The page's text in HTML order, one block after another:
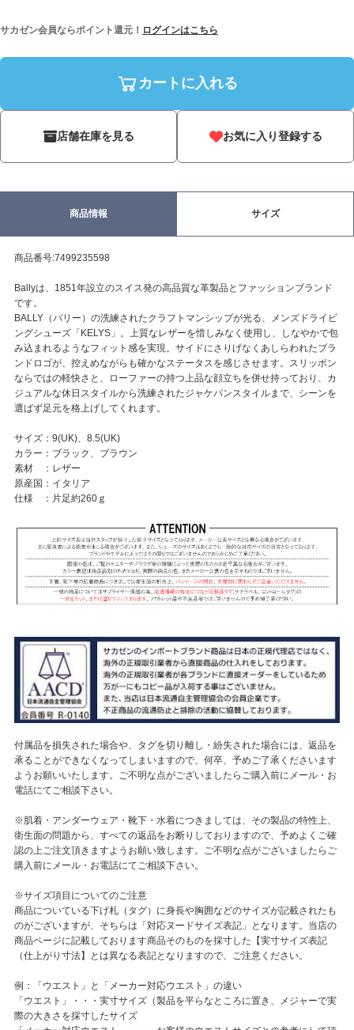
サカゼン会員ならポイント還元！ ログインはこちら
カートに入れる
店舗在庫を見る お気に入り登録する
商品情報 サイズ
商品番号:7499235598
Ballyは、1851年設立のスイス発の高品質な革製品とファッションブランド
です。
BALLY（バリー）の洗練されたクラフトマンシップが光る、メンズドライビ
ングシューズ「KELYS」。上質なレザーを惜しみなく使用し、しなやかで包
み込まれるようなフィット感を実現。サイドにさりげなくあしらわれたブラ
ンドロゴが、控えめながらも確かなステータスを感じさせます。スリッポン
ならではの軽快さと、ローファーの持つ上品な顔立ちを併せ持っており、カ
ジュアルな休日スタイルから洗練されたジャケパンスタイルまで、シーンを
選ばず足元を格上げしてくれます。
サイズ：9(UK)、8.5(UK)
カラー：ブラック、ブラウン
素材 ：レザー
原産国：イタリア
仕様 ：片足約260ｇ
付属品を損失された場合や、タグを切り離し・紛失された場合には、返品を
承ることができなくなってしまいますので、何卒、予めご了承くださいます
ようお願いいたします。ご不明な点がございましたらご購入前にメール・お
電話にてご相談下さい。
※肌着・アンダーウェア・靴下・水着につきましては、その製品の特性上、
衛生面の問題から、すべての返品をお断りしておりますので、予めよくご確
認の上ご注文頂きますようお願い致します。ご不明な点がございましたらご
購入前にメール・お電話にてご相談下さい。
※サイズ項目についてのご注意
商品についている下げ札（タグ）に身長や胸囲などのサイズが記載されたも
のがございますが、そちらは「対応ヌードサイズ表記」となります。当店の
商品ページに記載しております商品そのものを採寸した【実寸サイズ表記
（仕上がり寸法】とは異なる表記となりますので、ご注意ください。
例：「ウエスト」と「メーカー対応ウエスト」の違い
「ウエスト」・・・実寸サイズ（製品を平らなところに置き、メジャーで実
際の大きさを採寸したサイズ